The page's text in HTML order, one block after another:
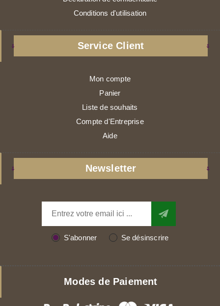
Conditions d'utilisation
Service Client
Mon compte
Panier
Liste de souhaits
Compte d'Entreprise
Aide
Newsletter
S'abonner Se désinscrire
Modes de Paiement